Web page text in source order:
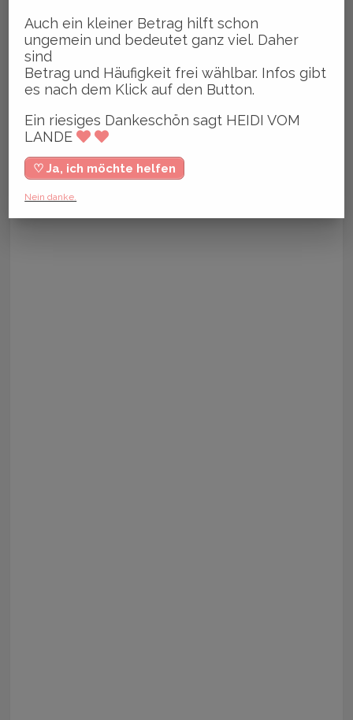
Auch ein kleiner Betrag hilft schon
ungemein und bedeutet ganz viel. Daher
sind
Betrag und Häufigkeit frei wählbar. Infos gibt
es nach dem Klick auf den Button.
Ein riesiges Dankeschön sagt HEIDI VOM
LANDE
♡ Ja, ich möchte helfen
Nein danke.